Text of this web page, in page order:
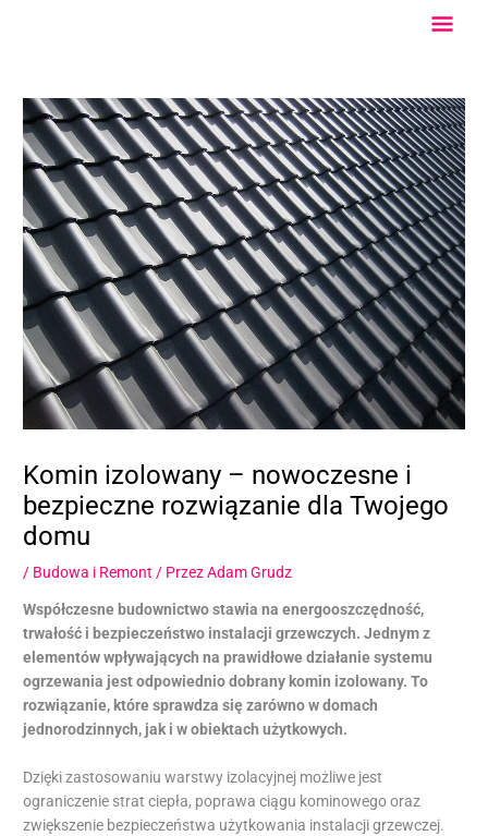
Komin izolowany – nowoczesne i
bezpieczne rozwiązanie dla Twojego
domu
/ Budowa i Remont / PrzezAdam Grudz
Współczesne budownictwo stawia na energooszczędność,
trwałość i bezpieczeństwo instalacji grzewczych. Jednym z
elementów wpływających na prawidłowe działanie systemu
ogrzewania jest odpowiednio dobrany komin izolowany. To
rozwiązanie, które sprawdza się zarówno w domach
jednorodzinnych, jak i w obiektach użytkowych.
Dzięki zastosowaniu warstwy izolacyjnej możliwe jest
ograniczenie strat ciepła, poprawa ciągu kominowego oraz
zwiększenie bezpieczeństwa użytkowania instalacji grzewczej.